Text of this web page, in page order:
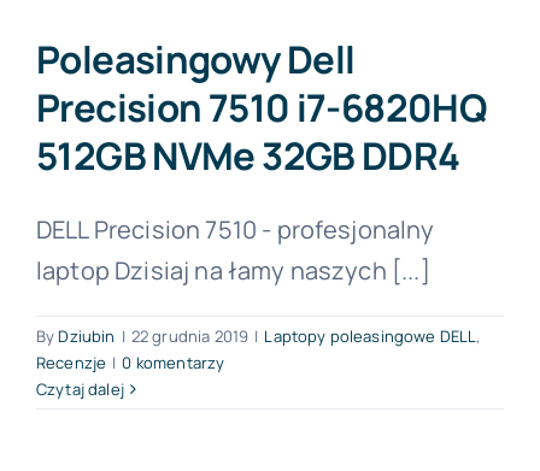
Forum PŚK
O nas
Kontakt
BEZPŁATNA KONSULTACJA
Poleasingowy Dell
Precision 7510 i7-6820HQ
512GB NVMe 32GB DDR4
DELL Precision 7510 - profesjonalny
laptop Dzisiaj na łamy naszych [...]
ByDziubin | 22 grudnia 2019 | Laptopy poleasingowe DELL,
Recenzje | 0 komentarzy
Czytaj dalej